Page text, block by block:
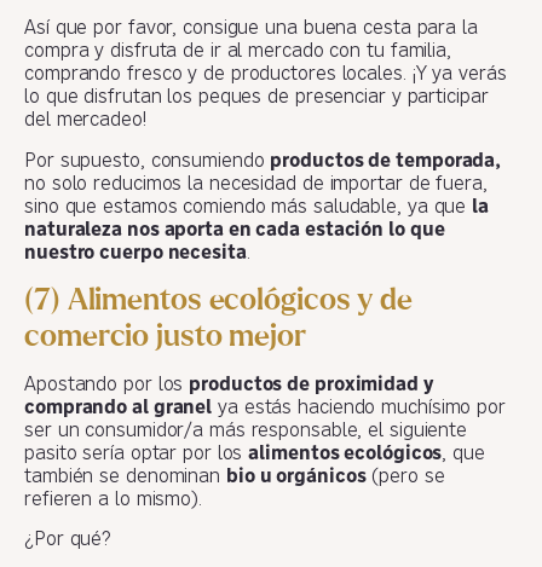
Así que por favor, consigue una buena cesta para la
compra y disfruta de ir al mercado con tu familia,
comprando fresco y de productores locales. ¡Y ya verás
lo que disfrutan los peques de presenciar y participar
del mercadeo!
Por supuesto, consumiendo productos de temporada,
no solo reducimos la necesidad de importar de fuera,
sino que estamos comiendo más saludable, ya que la
naturaleza nos aporta en cada estación lo que
nuestro cuerpo necesita.
(7) Alimentos ecológicos y de
comercio justo mejor
Apostando por los productos de proximidad y
comprando al granel ya estás haciendo muchísimo por
ser un consumidor/a más responsable, el siguiente
pasito sería optar por losalimentos ecológicos, que
también se denominan bio u orgánicos(pero se
refieren a lo mismo).
¿Por qué?